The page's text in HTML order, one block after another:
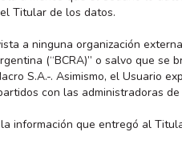
Titular de los datos.
a ninguna organización
(“BCRA)” o salvo que
S.A.-. Asimismo, el Usuario
con las administradoras
información que entregó al